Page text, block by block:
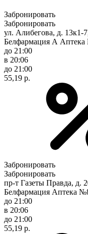
Забронировать
Забронировать
ул. Алибегова, д.
Белфармация А
до 21:00
в 20:06
до 21:00
55,19 р.
Забронировать
Забронировать
пр-т Газеты Правда, д.
Белфармация Аптека
до 21:00
в 20:06
до 21:00
55,19 р.